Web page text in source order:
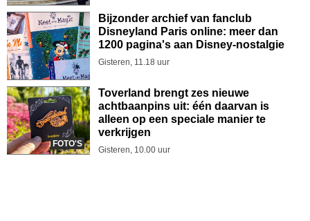
Bijzonder archief van fanclub
Disneyland Paris online: meer dan
1200 pagina's aan Disney-nostalgie
Gisteren, 11.18 uur
FOTO'S
Toverland brengt zes nieuwe
achtbaanpins uit: één daarvan is
alleen op een speciale manier te
verkrijgen
Gisteren, 10.00 uur